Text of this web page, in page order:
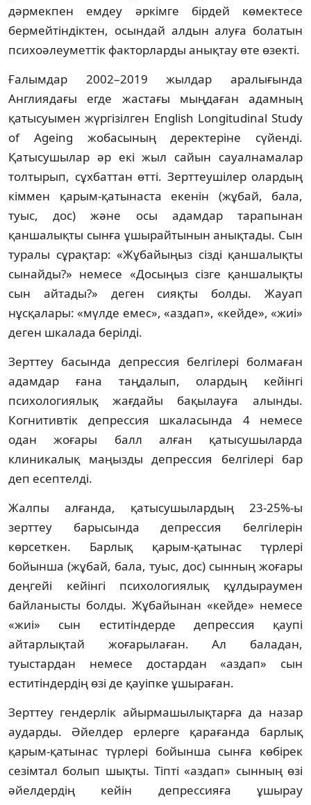
дәрмекпен емдеу әркімге бірдей көмектесе
бермейтіндіктен, осындай алдын алуға болатын
психоәлеуметтік факторларды анықтау өте өзекті.
Ғалымдар 2002–2019 жылдар аралығында
Англиядағы егде жастағы мыңдаған адамның
қатысуымен жүргізілген English Longitudinal Study
of Ageing жобасының деректеріне сүйенді.
Қатысушылар әр екі жыл сайын сауалнамалар
толтырып, сұхбаттан өтті. Зерттеушілер олардың
кіммен қарым-қатынаста екенін (жұбай, бала,
туыс, дос) және осы адамдар тарапынан
қаншалықты сынға ұшырайтынын анықтады. Сын
туралы сұрақтар: «Жұбайыңыз сізді қаншалықты
сынайды?» немесе «Досыңыз сізге қаншалықты
сын айтады?» деген сияқты болды. Жауап
нұсқалары: «мүлде емес», «аздап», «кейде», «жиі»
деген шкалада берілді.
Зерттеу басында депрессия белгілері болмаған
адамдар ғана таңдалып, олардың кейінгі
психологиялық жағдайы бақылауға алынды.
Когнитивтік депрессия шкаласында 4 немесе
одан жоғары балл алған қатысушыларда
клиникалық маңызды депрессия белгілері бар
деп есептелді.
Жалпы алғанда, қатысушылардың 23-25%-ы
зерттеу барысында депрессия белгілерін
көрсеткен. Барлық қарым-қатынас түрлері
бойынша (жұбай, бала, туыс, дос) сынның жоғары
деңгейі кейінгі психологиялық құлдыраумен
байланысты болды. Жұбайынан «кейде» немесе
«жиі» сын еститіндерде депрессия қаупі
айтарлықтай жоғарылаған. Ал баладан,
туыстардан немесе достардан «аздап» сын
еститіндердің өзі де қауіпке ұшыраған.
Зерттеу гендерлік айырмашылықтарға да назар
аударды. Әйелдер ерлерге қарағанда барлық
қарым-қатынас түрлері бойынша сынға көбірек
сезімтал болып шықты. Тіпті «аздап» сынның өзі
әйелдердің кейін депрессияға ұшырау